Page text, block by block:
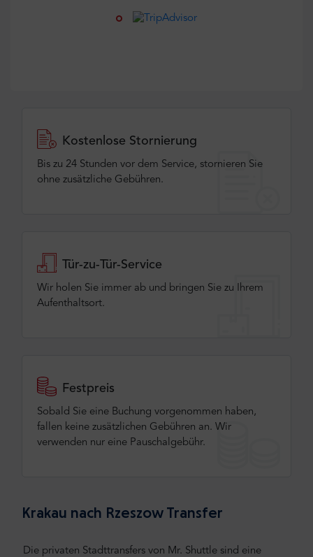
Kostenlose Stornierung
Bis zu 24 Stunden vor dem Service, stornieren Sie
ohne zusätzliche Gebühren.
Tür-zu-Tür-Service
Wir holen Sie immer ab und bringen Sie zu Ihrem
Aufenthaltsort.
Festpreis
Sobald Sie eine Buchung vorgenommen haben,
fallen keine zusätzlichen Gebühren an. Wir
verwenden nur eine Pauschalgebühr.
Krakau nach Rzeszow Transfer
Die privaten Stadttransfers von Mr. Shuttle sind eine